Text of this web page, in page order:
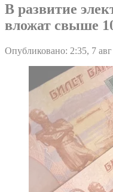
В развитие
вложат свыше
Опубликовано: 2:35, 7